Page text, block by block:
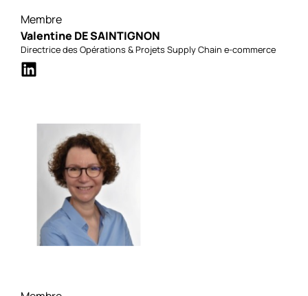
Membre
Valentine DE SAINTIGNON
Directrice des Opérations & Projets Supply Chain e-commerce